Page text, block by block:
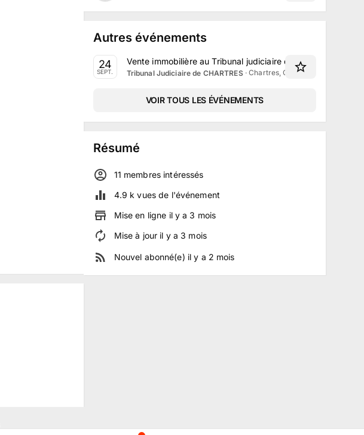
Autres événements
24
SEPT.
Vente immobilière au Tribunal judiciaire de Chartres le 24
Tribunal Judiciaire de CHARTRES·Chartres, Centre-Val de Loire
VOIR TOUS LES ÉVÉNEMENTS
Résumé
11 membresintéressés
4.9 k vues de l'événement
Mise en ligne il y a 3 mois
Mise à jour il y a 3 mois
Nouvel abonné(e) il y a 2 mois